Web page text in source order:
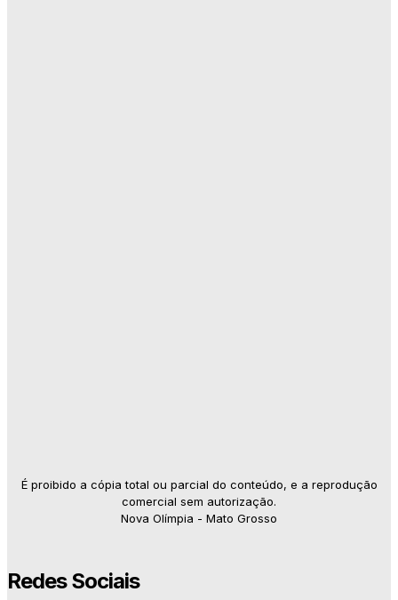
É proibido a cópia total ou parcial do conteúdo, e a reprodução
comercial sem autorização.
Nova Olímpia - Mato Grosso
Redes Sociais